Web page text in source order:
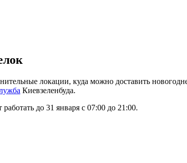
локации, куда можно доставить
Киевзеленбуда.
до 31 января с 07:00 до 21:00.